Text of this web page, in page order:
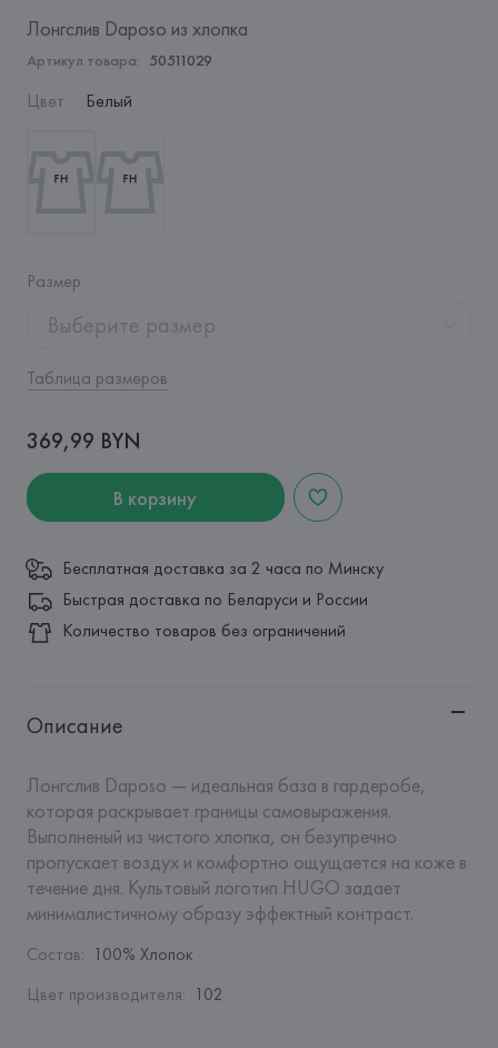
Лонгслив Daposo из хлопка
Артикул товара: 50511029
Цвет: Белый
Размер:
Выберите размер
Таблица размеров
369,99 BYN
В корзину
Бесплатная доставка за 2 часа по Минску
Быстрая доставка по Беларуси и России
Количество товаров без ограничений
Описание
Лонгслив Daposo — идеальная база в гардеробе,
которая раскрывает границы самовыражения.
Выполненый из чистого хлопка, он безупречно
пропускает воздух и комфортно ощущается на коже в
течение дня. Культовый логотип HUGO задает
минималистичному образу эффектный контраст.
Состав: 100% Хлопок
Цвет производителя: 102